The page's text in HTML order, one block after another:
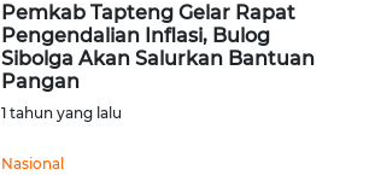
Pemkab Tapteng Gelar Rapat
Pengendalian Inflasi, Bulog
Sibolga Akan Salurkan Bantuan
Pangan
1 tahun yang lalu
Nasional